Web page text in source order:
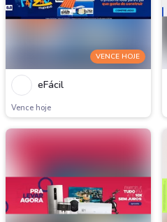
VENCE HOJE
eFácil
Vence hoje